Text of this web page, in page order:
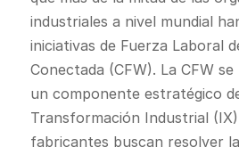
industriales a nivel mundial
iniciativas de Fuerza Laboral
Conectada (CFW). La CFW
un componente estratégico
Transformación Industrial
fabricantes buscan resolver